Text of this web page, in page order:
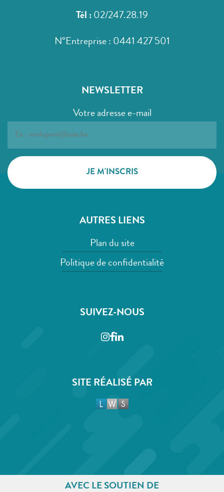
Tél : 02/247.28.19
N°Entreprise : 0441 427 501
NEWSLETTER
Votre adresse e-mail
AUTRES LIENS
Plan du site
Politique de confidentialité
SUIVEZ-NOUS
Instagram
Facebook
LinkedIn
SITE RÉALISÉ PAR
AVEC LE SOUTIEN DE